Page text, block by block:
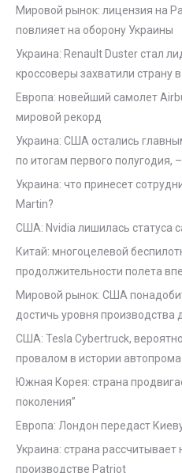
Мировой рынок: лицензия на
повлияет на оборону Украины
Украина: Renault Duster стал
кроссоверы захватили страну
Европа: новейший самолет
мировой рекорд
Украина: США остались
по итогам первого полугодия,
Украина: что принесет
Martin?
США: Nvidia лишилась статуса
Китай: многоцелевой
продолжительности полета
Мировой рынок: США
достичь уровня производства
США: Tesla Cybertruck,
провалом в истории автопрома
Южная Корея: страна
поколения”
Европа: Лондон передаст
Украина: страна
производстве Patriot